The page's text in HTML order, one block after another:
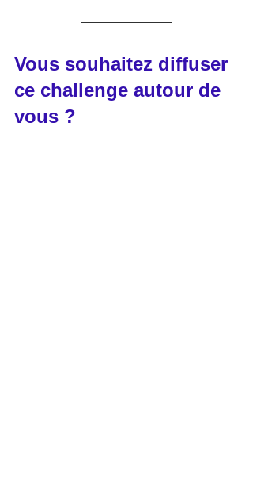
Vous souhaitez diffuser
ce challenge autour de
vous ?